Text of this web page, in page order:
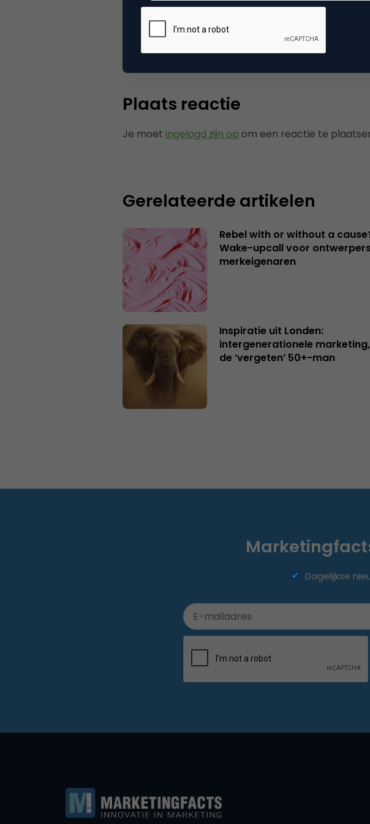
Commerce
Plaats reactie
Je moet ingelogd zijn op om een reactie te
Gerelateerde artikelen
Rebel with or without a
Wake-upcall voor
merkeigenaren
Inspiratie uit Londen:
intergenerationele marketing,
de ‘vergeten’ 50+-man
Dagelijkse